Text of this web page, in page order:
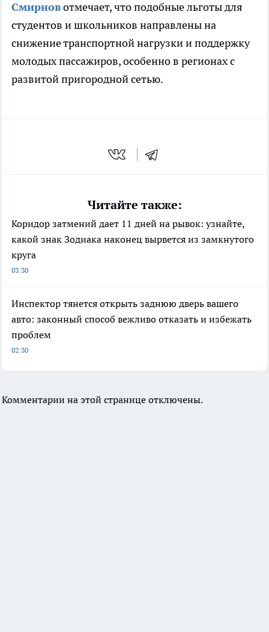
Смирновотмечает, что подобные льготы для
студентов и школьников направлены на
снижение транспортной нагрузки и поддержку
молодых пассажиров, особенно в регионах с
развитой пригородной сетью.
Читайте также:
Коридор затмений дает 11 дней на рывок: узнайте,
какой знак Зодиака наконец вырвется из замкнутого
круга
03:30
Инспектор тянется открыть заднюю дверь вашего
авто: законный способ вежливо отказать и избежать
проблем
02:30
Комментарии на этой странице отключены.